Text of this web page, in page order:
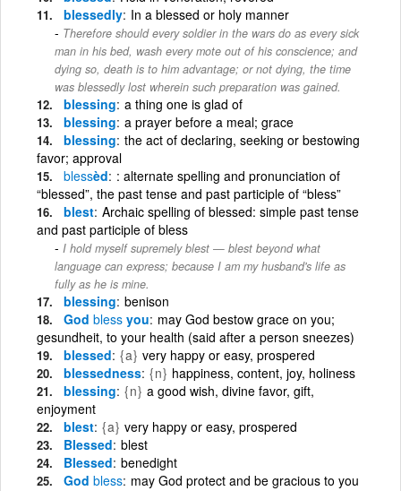
blessedly In a blessed or holy manner
Therefore should every soldier in the wars do as every sick
man in his bed, wash every mote out of his conscience; and
dying so, death is to him advantage; or not dying, the time
was blessedly lost wherein such preparation was gained.
blessing a thing one is glad of
blessing a prayer before a meal; grace
blessing the act of declaring, seeking or bestowing
favor; approval
blessèd : alternate spelling and pronunciation of
“blessed”, the past tense and past participle of “bless”
blest Archaic spelling of blessed: simple past tense
and past participle of bless
I hold myself supremely blest — blest beyond what
language can express; because I am my husband's life as
fully as he is mine.
blessing benison
God bless you may God bestow grace on you;
gesundheit, to your health (said after a person sneezes)
blessed {a} very happy or easy, prospered
blessedness {n} happiness, content, joy, holiness
blessing {n} a good wish, divine favor, gift,
enjoyment
blest {a} very happy or easy, prospered
Blessed blest
Blessed benedight
God bless may God protect and be gracious to you